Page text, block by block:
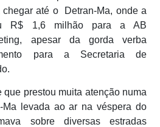
chegar até o Detran-Ma, onde a
R$ 1,6 milhão para a AB
apesar da gorda verba
para a Secretaria de
prestou muita atenção numa
Ma levada ao ar na véspera do
sobre diversas estradas